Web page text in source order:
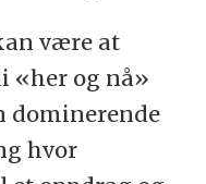
være at
«her og nå»
dominerende
hvor